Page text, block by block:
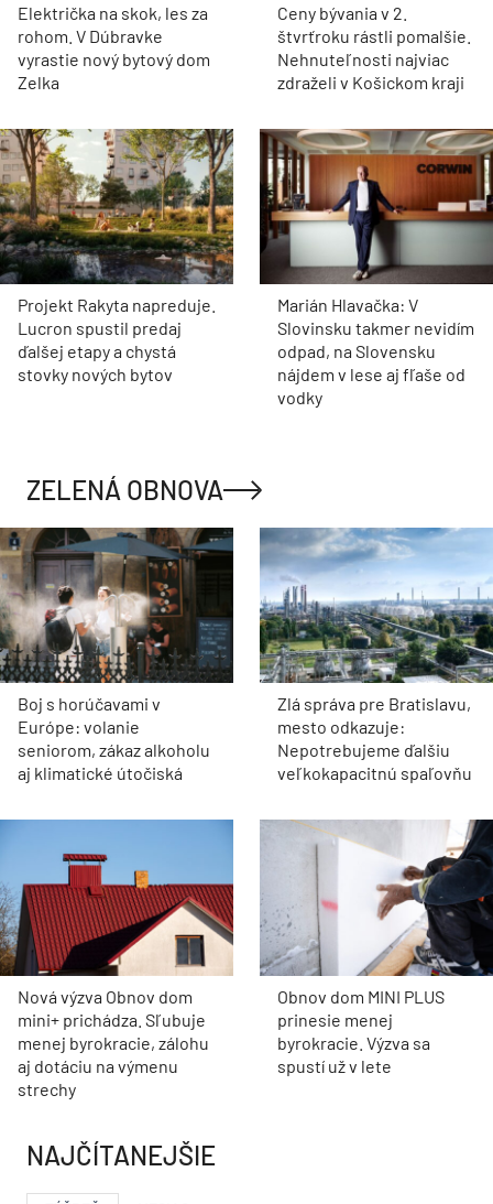
Električka na skok, les za
rohom. V Dúbravke
vyrastie nový bytový dom
Zelka
Ceny bývania v 2.
štvrťroku rástli pomalšie.
Nehnuteľnosti najviac
zdraželi v Košickom kraji
Projekt Rakyta napreduje.
Lucron spustil predaj
ďalšej etapy a chystá
stovky nových bytov
Marián Hlavačka: V
Slovinsku takmer nevidím
odpad, na Slovensku
nájdem v lese aj fľaše od
vodky
ZELENÁ OBNOVA
Boj s horúčavami v
Európe: volanie
seniorom, zákaz alkoholu
aj klimatické útočiská
Zlá správa pre Bratislavu,
mesto odkazuje:
Nepotrebujeme ďalšiu
veľkokapacitnú spaľovňu
Nová výzva Obnov dom
mini+ prichádza. Sľubuje
menej byrokracie, zálohu
aj dotáciu na výmenu
strechy
Obnov dom MINI PLUS
prinesie menej
byrokracie. Výzva sa
spustí už v lete
NAJČÍTANEJŠIE